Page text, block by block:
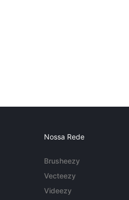
Nossa Rede
Brusheezy
Vecteezy
Videezy